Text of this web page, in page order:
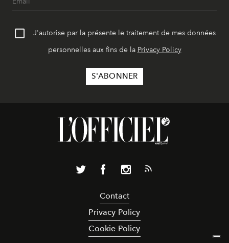
J'autorise par la présente le traitement de mes données
personnelles aux fins de la Privacy Policy
Contact
Privacy Policy
Cookie Policy